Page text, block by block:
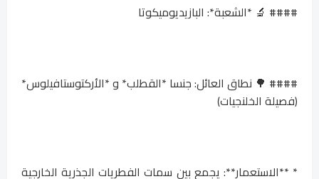
#### 🔬 *الشعبة*: البازيديوميكوتا
#### 🌳 نطاق العائل: جنسا *القطلب* و *الأركتوستافيلوس*
(فصيلة الخلنجيات)
* **الاستعمار**: يجمع بين سمات الفطريات الجذرية الخارجية